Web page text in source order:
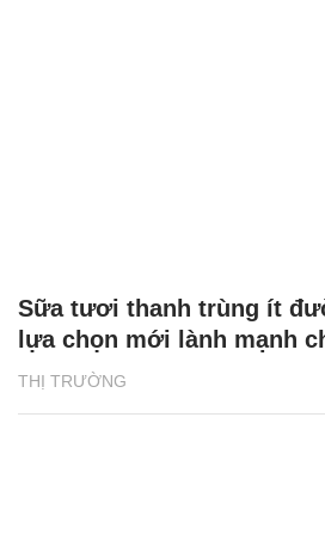
THỊ TRƯỜNG
Sữa tươi thanh trùng ít
lựa chọn mới lành mạnh